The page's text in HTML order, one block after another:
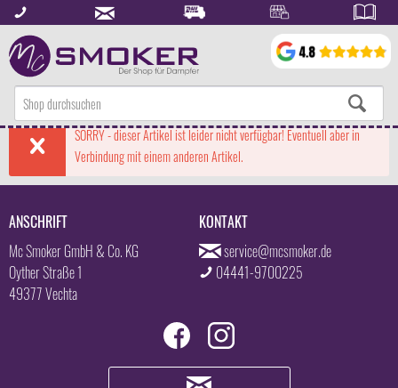
SORRY - dieser Artikel ist leider nicht verfügbar! Eventuell aber in
Verbindung mit einem anderen Artikel.
ANSCHRIFT
Mc Smoker GmbH & Co. KG
Oyther Straße 1
49377 Vechta
KONTAKT
service@mcsmoker.de
04441-9700225